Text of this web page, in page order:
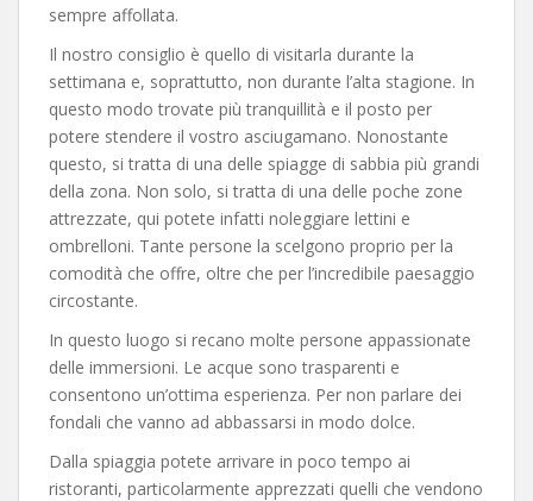
sempre affollata.
Il nostro consiglio è quello di visitarla durante la
settimana e, soprattutto, non durante l’alta stagione. In
questo modo trovate più tranquillità e il posto per
potere stendere il vostro asciugamano. Nonostante
questo, si tratta di una delle spiagge di sabbia più grandi
della zona. Non solo, si tratta di una delle poche zone
attrezzate, qui potete infatti noleggiare lettini e
ombrelloni. Tante persone la scelgono proprio per la
comodità che offre, oltre che per l’incredibile paesaggio
circostante.
In questo luogo si recano molte persone appassionate
delle immersioni. Le acque sono trasparenti e
consentono un’ottima esperienza. Per non parlare dei
fondali che vanno ad abbassarsi in modo dolce.
Dalla spiaggia potete arrivare in poco tempo ai
ristoranti, particolarmente apprezzati quelli che vendono